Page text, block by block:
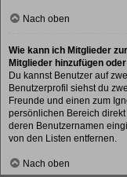
Nach oben
Wie kann ich Mitglieder
Mitglieder hinzufügen
Du kannst Benutzer auf
Benutzerprofil siehst du
Freunde und einen zum
persönlichen Bereich
deren Benutzernamen
von den Listen entfernen.
Nach oben